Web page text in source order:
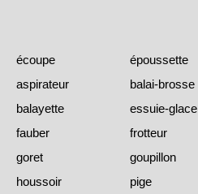
écoupe
époussette
aspirateur
balai-brosse
balayette
essuie-glace
fauber
frotteur
goret
goupillon
houssoir
pige